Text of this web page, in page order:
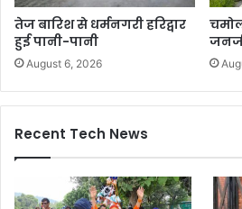
तेज बारिश से धर्मनगरी हरिद्वार
हुई पानी-पानी
August 6, 2026
Recent Tech News